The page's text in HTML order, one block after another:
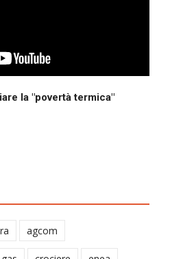
la "povertà termica"
agcom